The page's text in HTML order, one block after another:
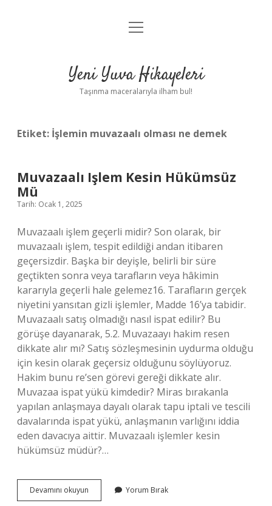
Anasayfa
Yasal Uyarı
menüyü
Yeni Yuva Hikayeleri
Taşınma maceralarıyla ilham bul!
Etiket: İşlemin muvazaalı olması ne demek
Muvazaalı Işlem Kesin Hükümsüz
Mü
Tarih: Ocak 1, 2025
Muvazaalı işlem geçerli midir? Son olarak, bir
muvazaalı işlem, tespit edildiği andan itibaren
geçersizdir. Başka bir deyişle, belirli bir süre
geçtikten sonra veya tarafların veya hâkimin
kararıyla geçerli hale gelemez16. Tarafların gerçek
niyetini yansıtan gizli işlemler, Madde 16’ya tabidir.
Muvazaalı satış olmadığı nasıl ispat edilir? Bu
görüşe dayanarak, 5.2. Muvazaayı hakim resen
dikkate alır mı? Satış sözleşmesinin uydurma olduğu
için kesin olarak geçersiz olduğunu söylüyoruz.
Hakim bunu re’sen görevi gereği dikkate alır.
Muvazaa ispat yükü kimdedir? Miras bırakanla
yapılan anlaşmaya dayalı olarak tapu iptali ve tescili
davalarında ispat yükü, anlaşmanın varlığını iddia
eden davacıya aittir. Muvazaalı işlemler kesin
hükümsüz müdür?…
Devamını okuyun Muvazaalı
Işlem
Yorum Bırak